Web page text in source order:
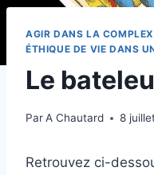
AGIR DANS LA
ÉTHIQUE DE VIE DANS
Le
ParA Chautard 8
Retrouvez ci-